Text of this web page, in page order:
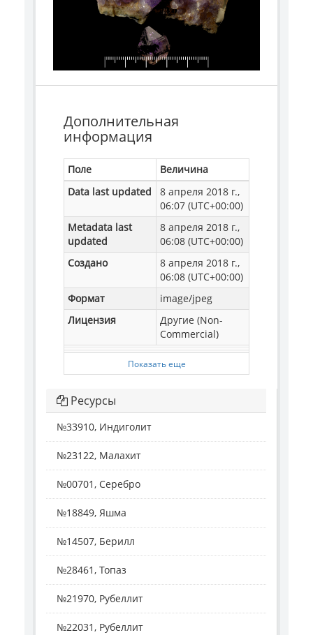
Дополнительная
информация
Поле
Величина
Data last updated
8 апреля 2018 г.,
06:07 (UTC+00:00)
Metadata last
updated
8 апреля 2018 г.,
06:08 (UTC+00:00)
Создано
8 апреля 2018 г.,
06:08 (UTC+00:00)
Формат
image/jpeg
Лицензия
Другие (Non-
Commercial)
Показать еще
Ресурсы
№33910, Индиголит
№23122, Малахит
№00701, Серебро
№18849, Яшма
№14507, Берилл
№28461, Топаз
№21970, Рубеллит
№22031, Рубеллит